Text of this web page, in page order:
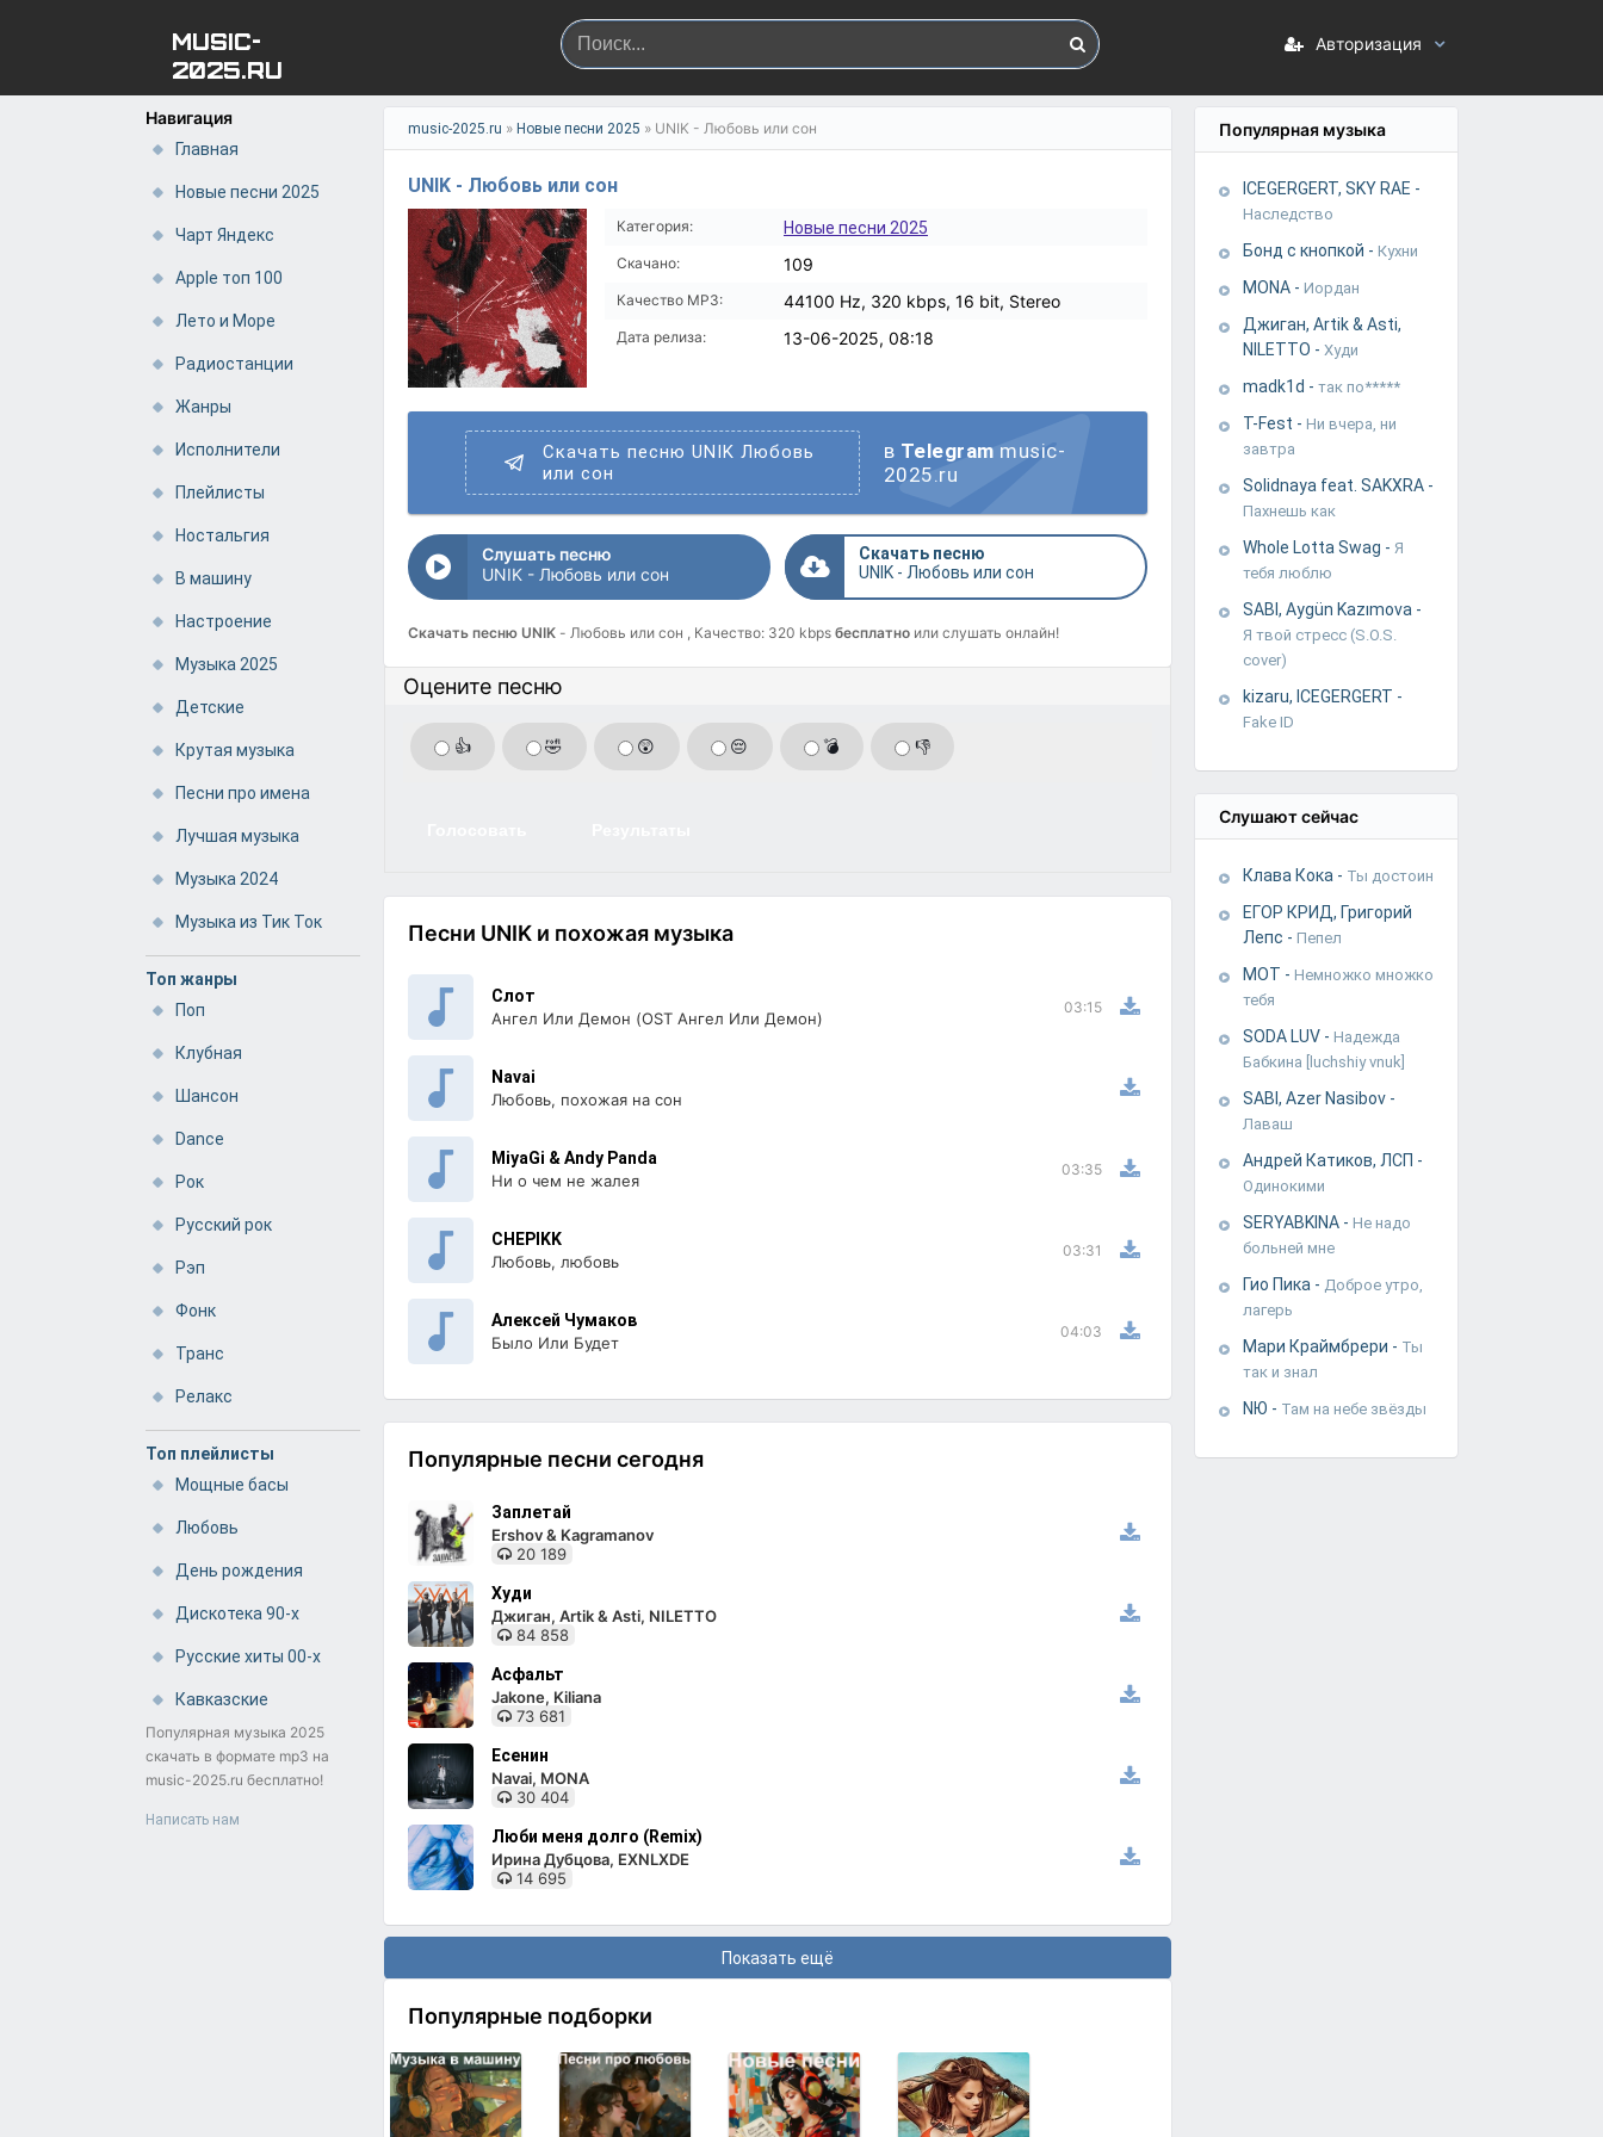
MUSIC-
2025.RU
Авторизация
Навигация
Главная
Новые песни 2025
Чарт Яндекс
Apple топ 100
Лето и Море
Радиостанции
Жанры
Исполнители
Плейлисты
Ностальгия
В машину
Настроение
Музыка 2025
Детские
Крутая музыка
Песни про имена
Лучшая музыка
Музыка 2024
Музыка из Тик Ток
Топ жанры
Поп
Клубная
Шансон
Dance
Рок
Русский рок
Рэп
Фонк
Транс
Релакс
Топ плейлисты
Мощные басы
Любовь
День рождения
Дискотека 90-х
Русские хиты 00-х
Кавказские
Популярная музыка 2025
скачать в формате mp3 на
music-2025.ru бесплатно!
Написать нам
music-2025.ru » Новые песни 2025 » UNIK - Любовь или сон
UNIK - Любовь или сон
Категория: Новые песни 2025
Скачано: 109
Качество MP3: 44100 Hz, 320 kbps, 16 bit, Stereo
Дата релиза: 13-06-2025, 08:18
Скачать песню UNIK Любовь
или сон
в Telegram music-
2025.ru
Слушать песню
UNIK - Любовь или сон
Скачать песню
UNIK - Любовь или сон
Скачать песню UNIK - Любовь или сон , Качество: 320 kbps бесплатно или слушать онлайн!
Оцените песню
👍 🤣 😲 😔 💣 👎
Песни UNIK и похожая музыка
Слот
Ангел Или Демон (OST Ангел Или Демон)
03:15
Navai
Любовь, похожая на сон
MiyaGi & Andy Panda
Ни о чем не жалея
03:35
CHEPIKK
Любовь, любовь
03:31
Алексей Чумаков
Было Или Будет
04:03
Популярные песни сегодня
Заплетай
Ershov & Kagramanov
20 189
Худи
Джиган, Artik & Asti, NILETTO
84 858
Асфальт
Jakone, Kiliana
73 681
Есенин
Navai, MONA
30 404
Люби меня долго (Remix)
Ирина Дубцова, EXNLXDE
14 695
Показать ещё
Популярные подборки
Популярная музыка
ICEGERGERT, SKY RAE -
Наследство
Бонд с кнопкой - Кухни
MONA - Иордан
Джиган, Artik & Asti,
NILETTO - Худи
madk1d - так по*****
T-Fest - Ни вчера, ни
завтра
Solidnaya feat. SAKXRA -
Пахнешь как
Whole Lotta Swag - Я
тебя люблю
SABI, Aygün Kazımova -
Я твой стресс (S.O.S.
cover)
kizaru, ICEGERGERT -
Fake ID
Слушают сейчас
Клава Кока - Ты достоин
ЕГОР КРИД, Григорий
Лепс - Пепел
МОТ - Немножко множко
тебя
SODA LUV - Надежда
Бабкина [luchshiy vnuk]
SABI, Azer Nasibov -
Лаваш
Андрей Катиков, ЛСП -
Одинокими
SERYABKINA - Не надо
больней мне
Гио Пика - Доброе утро,
лагерь
Мари Краймбрери - Ты
так и знал
NЮ - Там на небе звёзды